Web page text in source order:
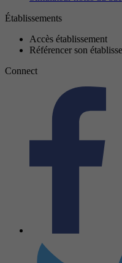
Établissements
Accès établissement
Référencer son
Connect